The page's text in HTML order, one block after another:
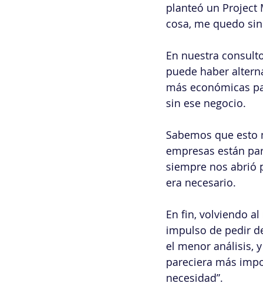
planteó un Project
cosa, me quedo
En nuestra
puede haber
más económicas
sin ese negocio.
Sabemos que
empresas están
siempre nos abrió
era necesario.
En fin, volviendo
impulso de pedir
el menor análisis,
pareciera más
necesidad”.